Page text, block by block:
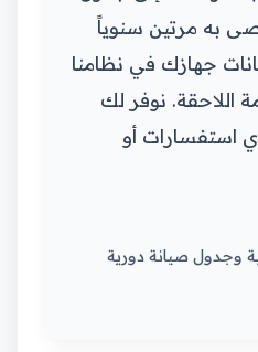
به مرتين سنوياً
جهازك في نظامنا
اللاحقة. نوفر لك
استفسارات أو
وجدول صيانة دورية